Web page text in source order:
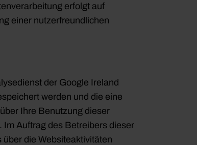
erfolgt auf
einer nutzerfreundlichen
der Google Ireland
werden und die eine
Ihre Benutzung dieser
Im Auftrag des Betreibers dieser
die Websiteaktivitäten